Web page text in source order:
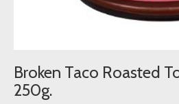
Broken Taco Roasted
250g.